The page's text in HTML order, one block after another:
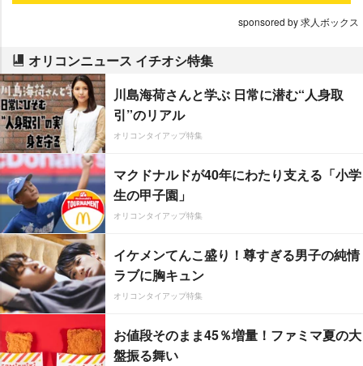
sponsored by 求人ボックス
オリコンニュース イチオシ特集
川島海荷さんと学ぶ 日常に潜む“人身取
引”のリアル
オリコンタイアップ特集
マクドナルドが40年にわたり支える「小学
生の甲子園」
オリコンタイアップ特集
イケメンてんこ盛り！尊すぎる男子の純情
ラブに胸キュン
オリコンタイアップ特集
お値段そのまま45％増量！ファミマ夏の大
盤振る舞い